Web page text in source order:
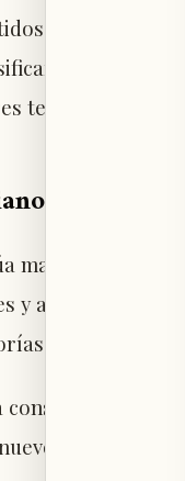
distribuidos
a la
terceros.
Ronaldo
marcando
y anotado 143
a nivel de
logro en su